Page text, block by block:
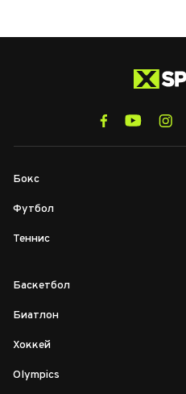
Бокс
Футбол
Теннис
Баскетбол
Биатлон
Хоккей
Olympics